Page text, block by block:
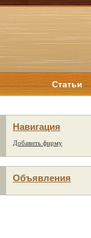
Статьи
Навигация
Добавить фирму
Объявления